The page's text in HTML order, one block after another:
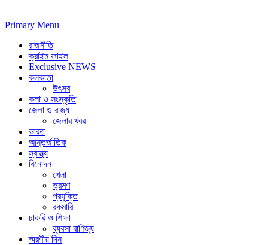
Primary Menu
রাজনীতি
ক্রাইম ফাইল
Exclusive NEWS
কলকাতা
উৎসব
কলা ও সংস্কৃতি
জেলা ও রাজ্য
জেলার খবর
ভারত
আন্তর্জাতিক
স্বাস্থ্য
বিনোদন
খেলা
ভ্রমণ
প্রযুক্তি
রকমারি
চাকরি ও শিক্ষা
ব্যবসা বাণিজ্য
স্মরণীয় দিন